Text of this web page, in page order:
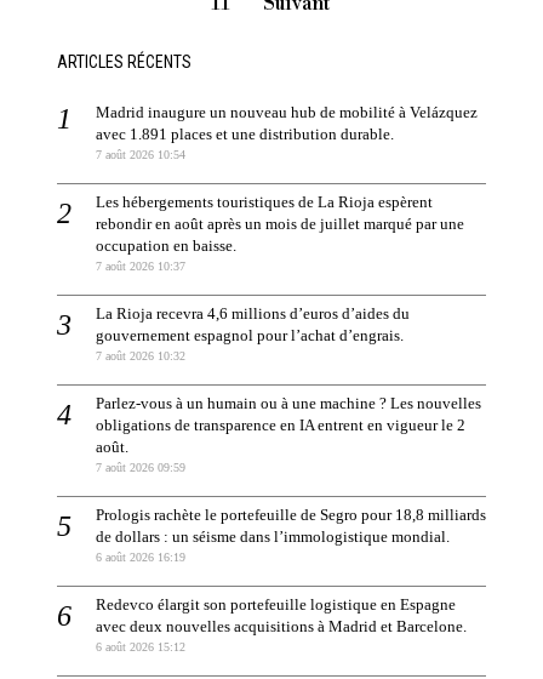
ARTICLES RÉCENTS
Madrid inaugure un nouveau hub de mobilité à Velázquez
avec 1.891 places et une distribution durable.
7 août 2026 10:54
Les hébergements touristiques de La Rioja espèrent
rebondir en août après un mois de juillet marqué par une
occupation en baisse.
7 août 2026 10:37
La Rioja recevra 4,6 millions d’euros d’aides du
gouvernement espagnol pour l’achat d’engrais.
7 août 2026 10:32
Parlez-vous à un humain ou à une machine ? Les nouvelles
obligations de transparence en IA entrent en vigueur le 2
août.
7 août 2026 09:59
Prologis rachète le portefeuille de Segro pour 18,8 milliards
de dollars : un séisme dans l’immologistique mondial.
6 août 2026 16:19
Redevco élargit son portefeuille logistique en Espagne
avec deux nouvelles acquisitions à Madrid et Barcelone.
6 août 2026 15:12